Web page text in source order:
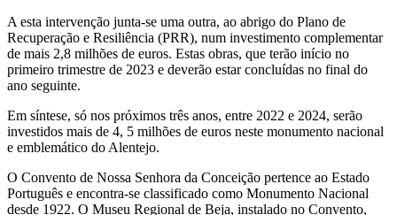
A esta intervenção junta-se uma outra, ao abrigo do Plano de
Recuperação e Resiliência (PRR), num investimento complementar
de mais 2,8 milhões de euros. Estas obras, que terão início no
primeiro trimestre de 2023 e deverão estar concluídas no final do
ano seguinte.
Em síntese, só nos próximos três anos, entre 2022 e 2024, serão
investidos mais de 4, 5 milhões de euros neste monumento nacional
e emblemático do Alentejo.
O Convento de Nossa Senhora da Conceição pertence ao Estado
Português e encontra-se classificado como Monumento Nacional
desde 1922. O Museu Regional de Beja, instalado no Convento,